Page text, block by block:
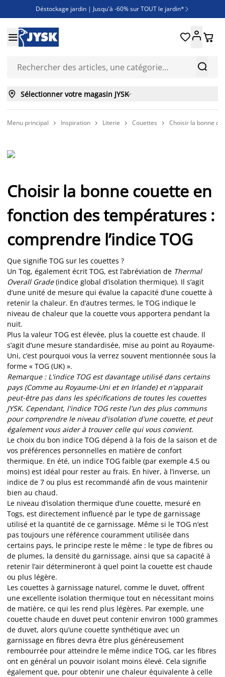
Déstockage jardin | Jusqu'à -60% sur TOUT le jardin* 
Jusqu'à -50% sur une sélection literie
Découvrez les nouveautés de la collection


 
 Sélectionner votre magasin JYSK
Menu principal  Inspiration  Literie  Couettes  Choisir la bonne
Choisir la bonne couette en
fonction des températures :
comprendre l’indice TOG
Que signifie TOG sur les couettes ?
Un Tog, également écrit TOG, est l’abréviation de Thermal
Overall Grade(indice global d’isolation thermique). Il s’agit
d’une unité de mesure qui évalue la capacité d’une couette à
retenir la chaleur. En d’autres termes, le TOG indique le
niveau de chaleur que la couette vous apportera pendant la
nuit.
Plus la valeur TOG est élevée, plus la couette est chaude. Il
s’agit d’une mesure standardisée, mise au point au Royaume-
Uni, c’est pourquoi vous la verrez souvent mentionnée sous la
forme « TOG (UK) ».
Remarque : L'indice TOG est davantage utilisé dans certains
pays (Comme au Royaume-Uni et en Irlande) et n'apparait
peut-être pas dans les spécifications de toutes les couettes
JYSK. Cependant, l'indice TOG reste l'un des plus communs
pour comprendre le niveau d'isolation d'une couette, et peut
également vous aider à trouver celle qui vous convient.
Le choix du bon indice TOG dépend à la fois de la saison et de
vos préférences personnelles en matière de confort
thermique. En été, un indice TOG faible (par exemple 4.5 ou
moins) est idéal pour rester au frais. En hiver, à l’inverse, un
indice de 7 ou plus est recommandé afin de vous maintenir
bien au chaud.
Le niveau d’isolation thermique d’une couette, mesuré en
Togs, est directement influencé par le type de garnissage
utilisé et la quantité de ce garnissage. Même si le TOG n’est
pas toujours une référence couramment utilisée dans
certains pays, le principe reste le même : le type de fibres ou
de plumes, la densité du garnissage, ainsi que sa capacité à
retenir l’air détermineront à quel point la couette est chaude
ou plus légère.
Les couettes à garnissage naturel, comme le duvet, offrent
une excellente isolation thermique tout en nécessitant moins
de matière, ce qui les rend plus légères. Par exemple, une
couette chaude en duvet peut contenir environ 1000 grammes
de duvet, alors qu’une couette synthétique avec un
garnissage en fibres devra être plus généreusement
rembourrée pour atteindre le même indice TOG, car les fibres
ont en général un pouvoir isolant moins élevé. Cela signifie
également que, pour obtenir une chaleur équivalente à celle